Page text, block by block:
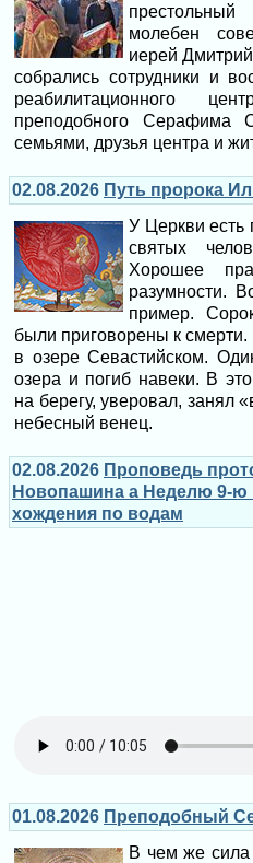
молебен
иерей
собрались сотрудники и
реабилитационного
преподобного Серафима
семьями, друзья центра и
02.08.2026 Путь пророка
У Церкви есть
святых
Хорошее
разумности.
пример.
были приговорены к
в озере Севастийском.
озера и погиб навеки. В
на берегу, уверовал, занял
небесный венец.
02.08.2026 Проповедь
Новопашина а Неделю 9-ю
хождения по водам
01.08.2026 Преподобный
В чем же